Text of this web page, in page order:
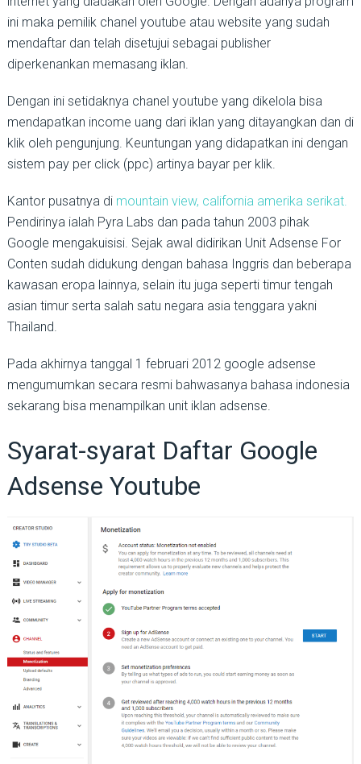
ini maka pemilik chanel youtube atau website yang sudah
mendaftar dan telah disetujui sebagai publisher
diperkenankan memasang iklan.
Dengan ini setidaknya chanel youtube yang dikelola bisa
mendapatkan income uang dari iklan yang ditayangkan dan di
klik oleh pengunjung. Keuntungan yang didapatkan ini dengan
sistem pay per click (ppc) artinya bayar per klik.
Kantor pusatnya di mountain view, california amerika serikat.
Pendirinya ialah Pyra Labs dan pada tahun 2003 pihak
Google mengakuisisi. Sejak awal didirikan Unit Adsense For
Conten sudah didukung dengan bahasa Inggris dan beberapa
kawasan eropa lainnya, selain itu juga seperti timur tengah
asian timur serta salah satu negara asia tenggara yakni
Thailand.
Pada akhirnya tanggal 1 februari 2012 google adsense
mengumumkan secara resmi bahwasanya bahasa indonesia
sekarang bisa menampilkan unit iklan adsense.
Syarat-syarat Daftar Google
Adsense Youtube